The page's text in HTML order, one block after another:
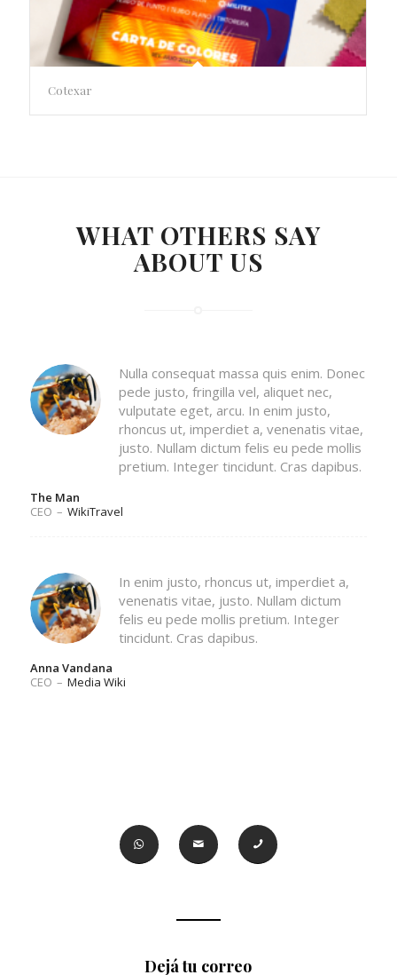
Cotexar
WHAT OTHERS SAY
ABOUT US
Nulla consequat massa quis enim. Donec
pede justo, fringilla vel, aliquet nec,
vulputate eget, arcu. In enim justo,
rhoncus ut, imperdiet a, venenatis vitae,
justo. Nullam dictum felis eu pede mollis
pretium. Integer tincidunt. Cras dapibus.
The Man
CEO – WikiTravel
In enim justo, rhoncus ut, imperdiet a,
venenatis vitae, justo. Nullam dictum
felis eu pede mollis pretium. Integer
tincidunt. Cras dapibus.
Anna Vandana
CEO – Media Wiki
Dejá tu correo